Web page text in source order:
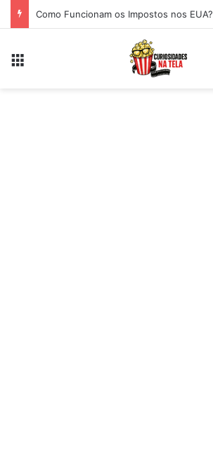
Como Funcionam os Impostos nos EUA?